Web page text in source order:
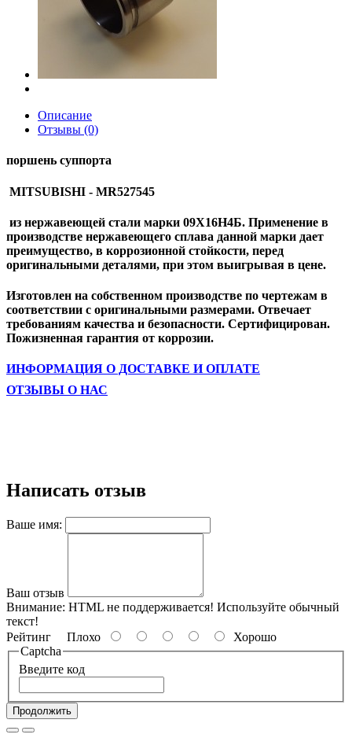
Описание
Отзывы (0)
поршень суппорта
MITSUBISHI - MR527545
из нержавеющей стали марки 09Х16Н4Б. Применение в
производстве нержавеющего сплава данной марки дает
преимущество, в коррозионной стойкости, перед
оригинальными деталями, при этом выигрывая в цене.
Изготовлен на собственном производстве по чертежам в
соответствии с оригинальными размерами. Отвечает
требованиям качества и безопасности. Сертифицирован.
Пожизненная гарантия от коррозии.
ИНФОРМАЦИЯ О ДОСТАВКЕ И ОПЛАТЕ
ОТЗЫВЫ О НАС
Написать отзыв
Ваше имя:
Ваш отзыв
Внимание: HTML не поддерживается! Используйте обычный
текст!
Рейтинг Плохо
Хорошо
Captcha
Введите код
Продолжить